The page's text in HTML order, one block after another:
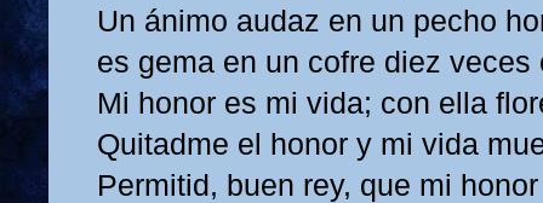
Un ánimo audaz en un pecho
es gema en un cofre diez veces
Mi honor es mi vida; con ella
Quitadme el honor y mi vida
Permitid, buen rey, que mi